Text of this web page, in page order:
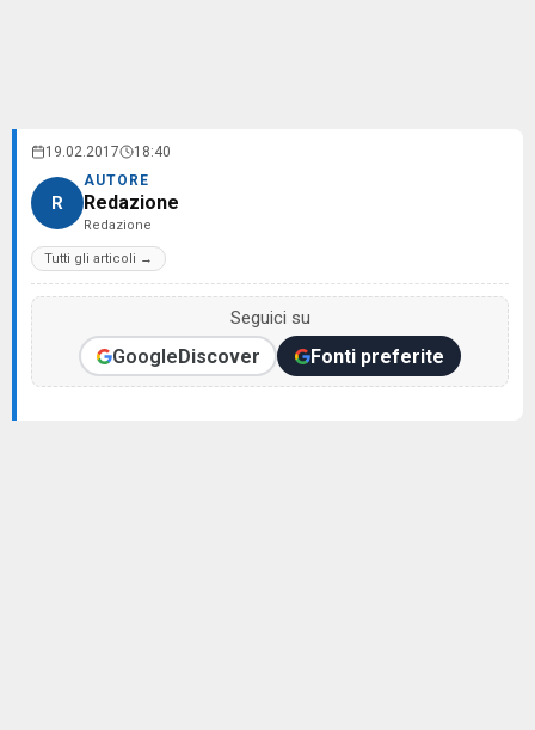
19.02.2017 18:40
R
AUTORE
Redazione
Redazione
Tutti gli articoli →
Seguici su
GoogleDiscover Fonti preferite